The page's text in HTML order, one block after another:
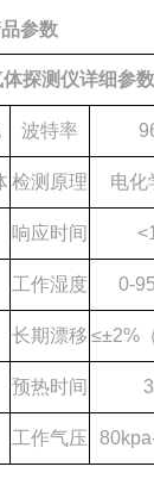
参数
体探测仪详细参数
波特率
检测原理 电化
响应时间
工作湿度 0-
长期漂移 ≤±2%
预热时间 3
工作气压 80